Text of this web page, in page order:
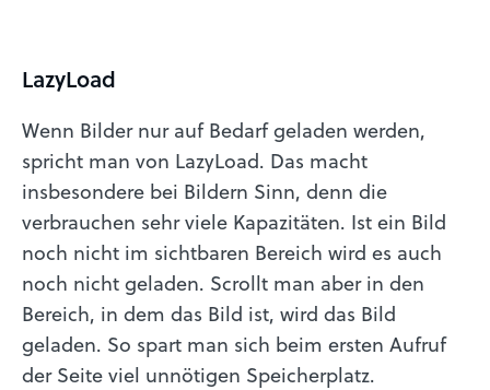
LazyLoad
Wenn Bilder nur auf Bedarf geladen werden,
spricht man von LazyLoad. Das macht
insbesondere bei Bildern Sinn, denn die
verbrauchen sehr viele Kapazitäten. Ist ein Bild
noch nicht im sichtbaren Bereich wird es auch
noch nicht geladen. Scrollt man aber in den
Bereich, in dem das Bild ist, wird das Bild
geladen. So spart man sich beim ersten Aufruf
der Seite viel unnötigen Speicherplatz.